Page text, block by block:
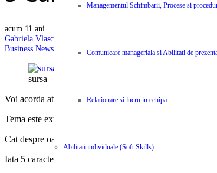
Managementul Schimbarii, Procese si
Comunicare manageriala si Abilitati de
Relationare si lucru in echipa
Abilitati individuale (Soft Skills)
acum 11 ani
Gabriela Vlasceanu
Business News Centype
,Resurse
sursa – Entrepreneur
Voi acorda atentia mea, la inceput de an, subiectului
Tema este extrem de vasta, intr-o permanenta
Cat despre oamenii de
, au ei, asa, native sau
Iata 5 caracteristici pe care le au in comun profesionistii